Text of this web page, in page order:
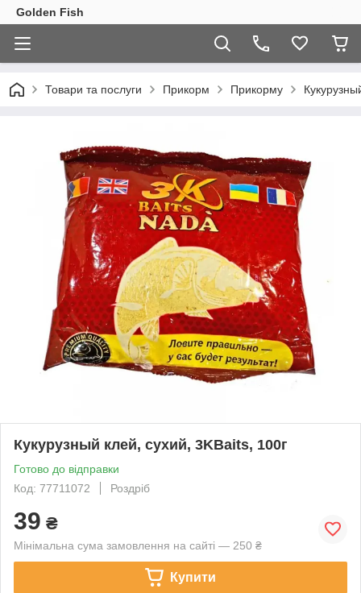
Golden Fish
Товари та послуги Прикорм Прикорму
Кукурузный клей, сухий, 3KBaits, 100г
Готово до відправки
Код: 77711072
Роздріб
39 ₴
Мінімальна сума замовлення на сайті — 250 ₴
Купити